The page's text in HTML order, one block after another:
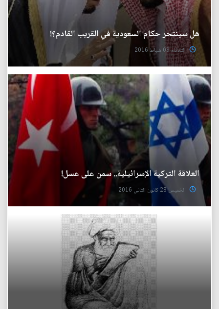
هل سينتحر حكام السعودية في القريب القادم؟!
الثلاثاء 09 شباط 2016
العلاقة التركية الإسرائيلية.. سمن على عسل!
الخميس 28 كانون الثاني 2016